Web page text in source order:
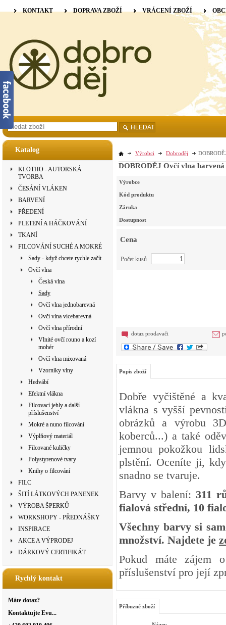
Katalog
KLOTHO - AUTORSKÁ
TVORBA
ČESÁNÍ VLÁKEN
BARVENÍ
PŘEDENÍ
PLETENÍ A HÁČKOVÁNÍ
TKANÍ
FILCOVÁNÍ SUCHÉ A MOKRÉ
Sady - když chcete rychle začít
Ovčí vlna
Česká vlna
Sady
Ovčí vlna jednobarevná
Ovčí vlna vícebarevná
Ovčí vlna přírodní
Vlnité ovčí rouno a kozí
mohér
Ovčí vlna mixovaná
Vzorníky vlny
Hedvábí
Efektní vlákna
Filcovací jehly a další
příslušenství
Mokré a nuno filcování
Výplňový materiál
Filcované kuličky
Polystyrenové tvary
Knihy o filcování
FILC
ŠITÍ LÁTKOVÝCH PANENEK
VÝROBA ŠPERKŮ
WORKSHOPY - PŘEDNÁŠKY
INSPIRACE
AKCE A VÝPRODEJ
DÁRKOVÝ CERTIFIKÁT
Rychlý kontakt
Máte dotaz?
Kontaktujte Evu...
Výrobci Dobroděj
DOBRODĚJ Ovčí vlna
Výrobce
Kód produktu
Záruka
Dostupnost
Cena
Počet kusů
dotaz prodavači
Popis zboží
Dobře vyčištěné a
vlákna s vyšší
obrázků a výrobu
koberců...) a také
jemnou pokožkou
plstění. Oceníte ji,
snadno se tvaruje.
Barvy v balení:311
fialová střední, 10
Všechny barvy si
množství. Najdete je
Pokud máte zájem
příslušenství pro její
Příbuzné zboží
KONTAKT DOPRAVA ZBOŽÍ VRÁCENÍ ZBOŽÍ
HLEDAT